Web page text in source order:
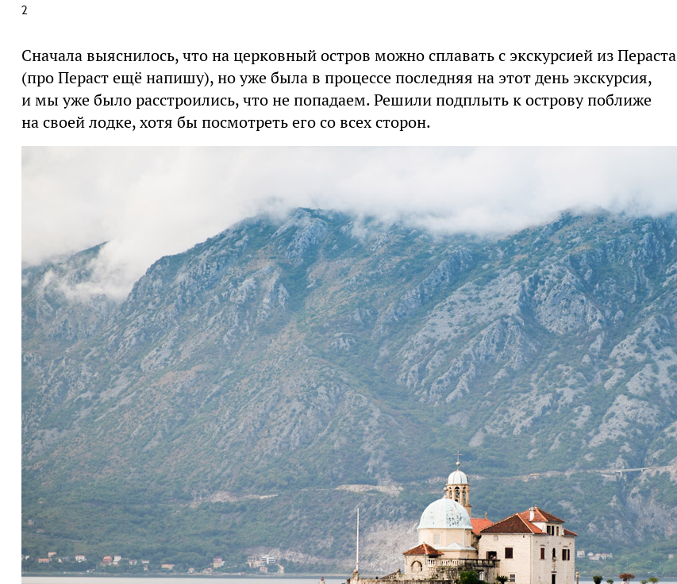
2
Сначала выяснилось, что на церковный остров можно сплавать с экскурсией из Пераста
(про Пераст ещё напишу), но уже была в процессе последняя на этот день экскурсия,
и мы уже было расстроились, что не попадаем. Решили подплыть к острову поближе
на своей лодке, хотя бы посмотреть его со всех сторон.